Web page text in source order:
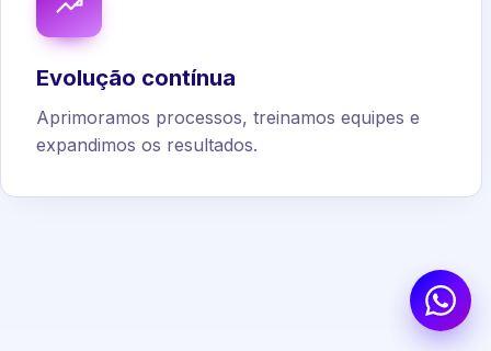
Evolução contínua
Aprimoramos processos, treinamos equipes e
expandimos os resultados.